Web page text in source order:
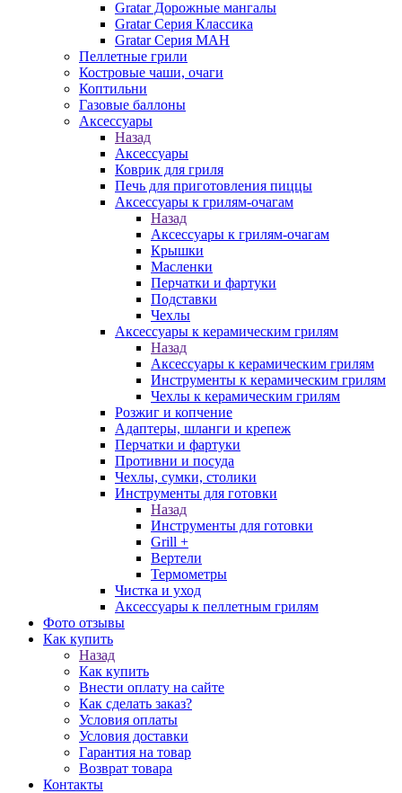
Gratar Дорожные мангалы
Gratar Серия Классика
Gratar Серия МАН
Пеллетные грили
Костровые чаши, очаги
Коптильни
Газовые баллоны
Аксессуары
Назад
Аксессуары
Коврик для гриля
Печь для приготовления пиццы
Аксессуары к грилям-очагам
Назад
Аксессуары к грилям-очагам
Крышки
Масленки
Перчатки и фартуки
Подставки
Чехлы
Аксессуары к керамическим грилям
Назад
Аксессуары к керамическим грилям
Инструменты к керамическим грилям
Чехлы к керамическим грилям
Розжиг и копчение
Адаптеры, шланги и крепеж
Перчатки и фартуки
Противни и посуда
Чехлы, сумки, столики
Инструменты для готовки
Назад
Инструменты для готовки
Grill +
Вертели
Термометры
Чистка и уход
Аксессуары к пеллетным грилям
Фото отзывы
Как купить
Назад
Как купить
Внести оплату на сайте
Как сделать заказ?
Условия оплаты
Условия доставки
Гарантия на товар
Возврат товара
Контакты